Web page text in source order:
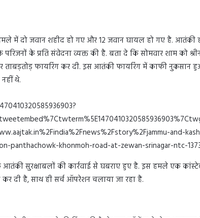
में दो जवान शहीद हो गए और 12 जवान घायल हो गए है.
परिजनों के प्रति संवेदना व्यक्त की है. बता दे कि सोमवार शाम को
फायरिंग कर दी. इस आतंकी फायरिंग में काफी नुकसान
थे.
and-
khonmoh-road-at-zewan-srinagar-ntc-
आतंकी सुरक्षाबलों की कार्रवाई से घबराए हुए है. इस हमले एक
दी है, साथ ही सर्च ऑपरेशन चलाया जा रहा है.